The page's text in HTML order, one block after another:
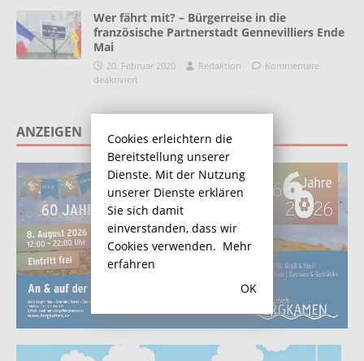
Wer fährt mit? – Bürgerreise in die
französische Partnerstadt Gennevilliers Ende
Mai
20. Februar 2020 Redaktion
Kommentare
deaktiviert
ANZEIGEN
Cookies erleichtern die
Bereitstellung unserer
Dienste. Mit der Nutzung
unserer Dienste erklären
Sie sich damit
einverstanden, dass wir
Cookies verwenden. Mehr
erfahren
OK